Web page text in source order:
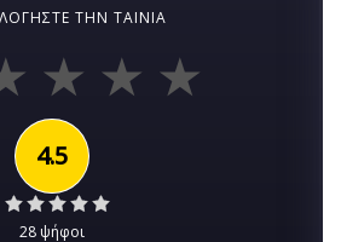
ΤΗΝ ΤΑΙΝΊΑ
4.5
28 ψήφοι